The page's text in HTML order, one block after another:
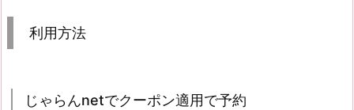
利用方法
じゃらんnetでクーポン適用で予約